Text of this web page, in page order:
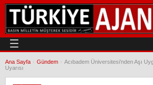
☰
Ana Sayfa Gündem
Acıbadem Üniversitesi’nden Aşı
Uyarısı